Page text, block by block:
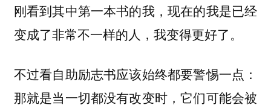
刚看到其中第一本书的我，现在的我是已经
变成了非常不一样的人，我变得更好了。
不过看自助励志书应该始终都要警惕一点：
那就是当一切都没有改变时，它们可能会被